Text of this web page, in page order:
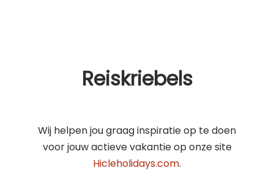
Reiskriebels
Wij helpen jou graag inspiratie op te doen
voor jouw actieve vakantie op onze site
Hicleholidays.com.